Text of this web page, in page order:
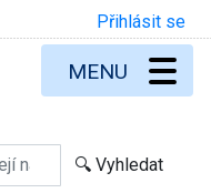
Přihlásit se
MENU